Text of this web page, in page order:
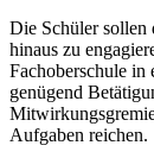
Die Schüler sollen
hinaus zu
Fachoberschule in
genügend
Aufgaben reichen.